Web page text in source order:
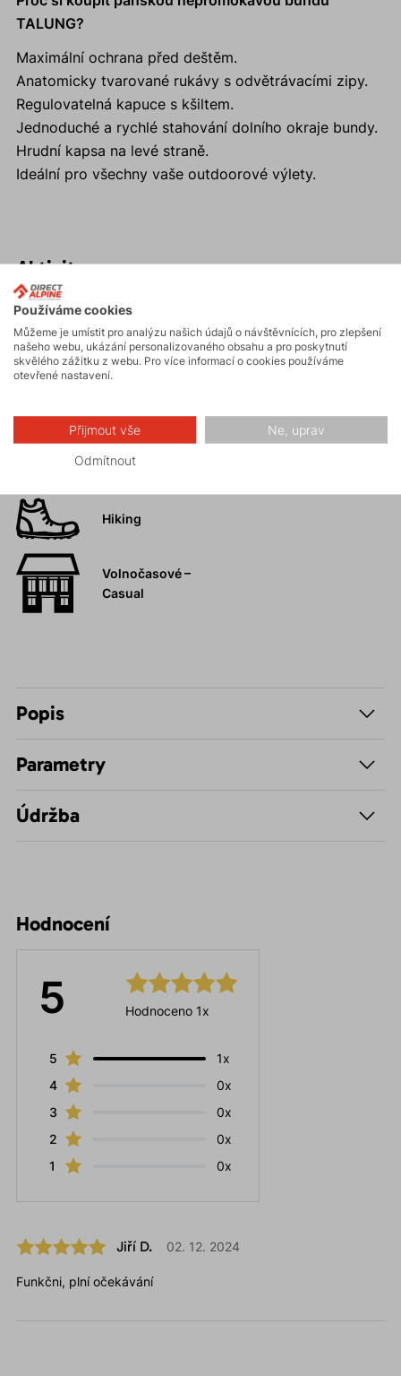
TALUNG?
Maximální ochrana před deštěm.
Anatomicky tvarované rukávy s odvětrávacími zipy.
Regulovatelná kapuce s kšiltem.
Jednoduché a rychlé stahování dolního okraje bundy.
Hrudní kapsa na levé straně.
Ideální pro všechny vaše outdoorové výlety.
Aktivity
Skialpinismus
Vysokohorská
turistika
Hiking
Volnočasové –
Casual
Popis
Parametry
Údržba
Hodnocení
5 Hodnoceno 1x
5
1x
4
0x
3
0x
2
0x
1
0x
Jiří D. 02. 12. 2024
Funkčni, plní očekávání
Používáme cookies
Můžeme je umístit pro analýzu našich údajů o návštěvnících, pro zlepšení
našeho webu, ukázání personalizovaného obsahu a pro poskytnutí
skvělého zážitku z webu. Pro více informací o cookies používáme
otevřené nastavení.
Přijmout vše Ne, uprav
Odmítnout